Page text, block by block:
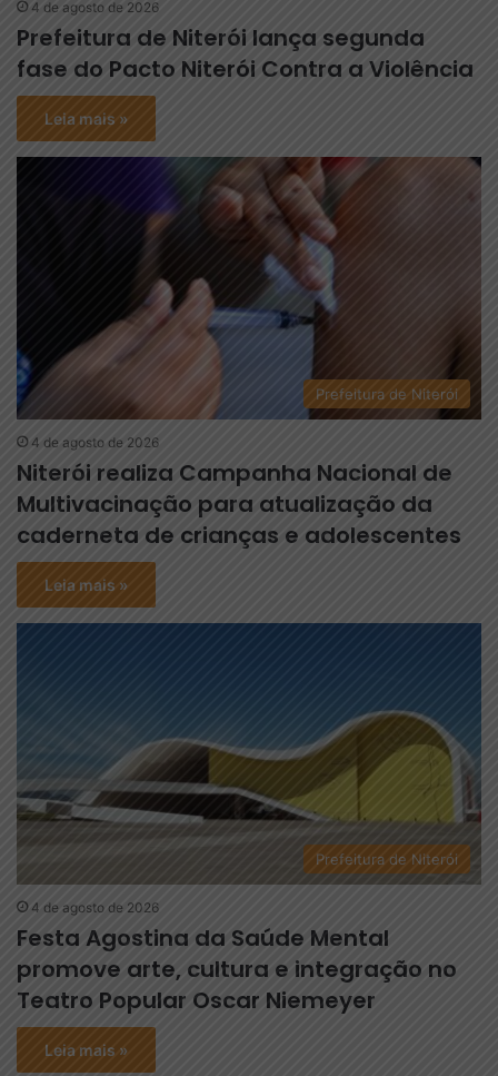
4 de agosto de 2026
Prefeitura de Niterói lança segunda
fase do Pacto Niterói Contra a Violência
Leia mais »
Prefeitura de Niterói
4 de agosto de 2026
Niterói realiza Campanha Nacional de
Multivacinação para atualização da
caderneta de crianças e adolescentes
Leia mais »
Prefeitura de Niterói
4 de agosto de 2026
Festa Agostina da Saúde Mental
promove arte, cultura e integração no
Teatro Popular Oscar Niemeyer
Leia mais »